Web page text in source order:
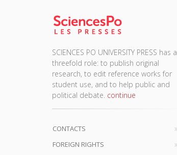
SCIENCES PO UNIVERSITY PRESS has a
threefold role: to publish original
research, to edit reference works for
student use, and to help public and
political debate. continue
CONTACTS
FOREIGN RIGHTS